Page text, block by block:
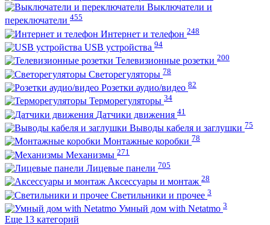
Выключатели и
переключатели 455
Интернет и телефон 248
USB устройства 94
Телевизионные розетки 200
Светорегуляторы 78
Розетки аудио/видео 82
Терморегуляторы 34
Датчики движения 41
Выводы кабеля и заглушки 75
Монтажные коробки 78
Механизмы 271
Лицевые панели 705
Аксессуары и монтаж 28
Светильники и прочее 3
Умный дом with Netatmo 3
Еще 13 категорий